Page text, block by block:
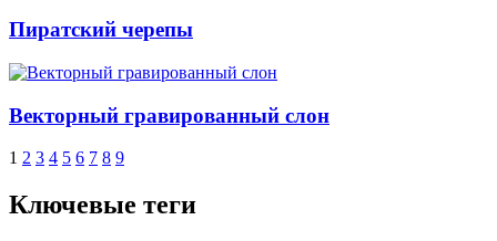
Пиратский черепы
Векторный гравированный слон
1 2 3 4 5 6 7 8 9
Ключевые теги